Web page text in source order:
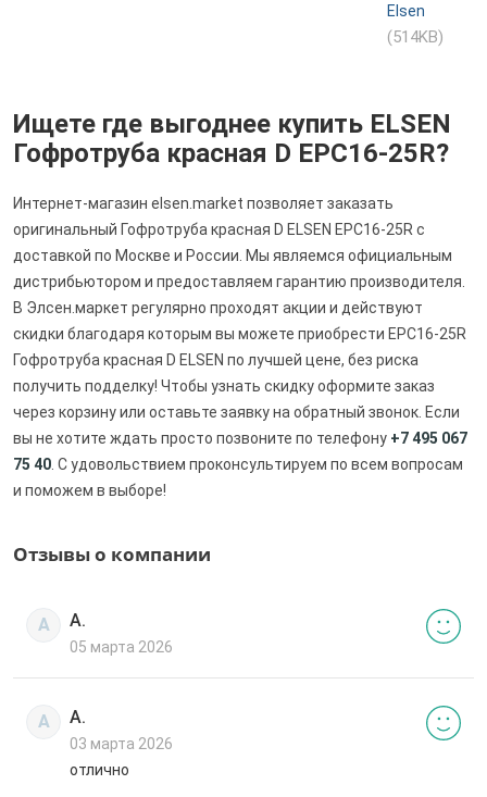
Elsen
(514KB)
Ищете где выгоднее купить ELSEN
Гофротруба красная D EPC16-25R?
Интернет-магазин elsen.market позволяет заказать
оригинальный Гофротруба красная D ELSEN EPC16-25R с
доставкой по Москве и России. Мы являемся официальным
дистрибьютором и предоставляем гарантию производителя.
В Элсен.маркет регулярно проходят акции и действуют
скидки благодаря которым вы можете приобрести EPC16-25R
Гофротруба красная D ELSEN по лучшей цене, без риска
получить подделку! Чтобы узнать скидку оформите заказ
через корзину или оставьте заявку на обратный звонок. Если
вы не хотите ждать просто позвоните по телефону +7 495 067
75 40 . С удовольствием проконсультируем по всем вопросам
и поможем в выборе!
Отзывы о компании
А А.
05 марта 2026
А А.
03 марта 2026
отлично